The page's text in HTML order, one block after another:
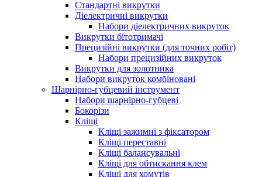
Стандартні викрутки
Діелектричні викрутки
Набори діелектричних викруток
Викрутки бітотримачі
Прецизійні викрутки (для точних робіт)
Набори прецизійних викруток
Викрутки для золотника
Набори викруток комбіновані
Шарнірно-губцевий інструмент
Набори шарнірно-губцеві
Бокорізи
Кліщі
Кліщі зажимні з фіксатором
Кліщі переставні
Кліщі балансувальні
Кліщі для обтискання клем
Кліщі для хомутів